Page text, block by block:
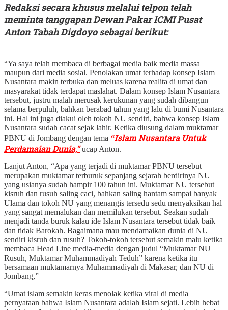
Redaksi secara khusus melalui telpon telah
meminta tanggapan Dewan Pakar ICMI Pusat
Anton Tabah Digdoyo sebagai berikut:
“Ya saya telah membaca di berbagai media baik media massa
maupun dari media sosial. Penolakan umat terhadap konsep Islam
Nusantara makin terbuka dan meluas karena realita di umat dan
masyarakat tidak terdapat maslahat. Dalam konsep Islam Nusantara
tersebut, justru malah merusak kerukunan yang sudah dibangun
selama berpuluh, bahkan berabad tahun yang lalu di bumi Nusantara
ini. Hal ini juga diakui oleh tokoh NU sendiri, bahwa konsep Islam
Nusantara sudah cacat sejak lahir. Ketika diusung dalam muktamar
PBNU di Jombang dengan tema “Islam Nusantara Untuk
Perdamaian Dunia,” ucap Anton.
Lanjut Anton, “Apa yang terjadi di muktamar PBNU tersebut
merupakan muktamar terburuk sepanjang sejarah berdirinya NU
yang usianya sudah hampir 100 tahun ini. Muktamar NU tersebut
kisruh dan rusuh saling caci, bahkan saling hantam sampai banyak
Ulama dan tokoh NU yang menangis tersedu sedu menyaksikan hal
yang sangat memalukan dan memilukan tersebut. Seakan sudah
menjadi tanda buruk kalau ide Islam Nusantara tersebut tidak baik
dan tidak Barokah. Bagaimana mau mendamaikan dunia di NU
sendiri kisruh dan rusuh? Tokoh-tokoh tersebut semakin malu ketika
membaca Head Line media-media dengan judul “Muktamar NU
Rusuh, Muktamar Muhammadiyah Teduh” karena ketika itu
bersamaan muktamarnya Muhammadiyah di Makasar, dan NU di
Jombang,”
“Umat islam semakin keras menolak ketika viral di media
pernyataan bahwa Islam Nusantara adalah Islam sejati. Lebih hebat